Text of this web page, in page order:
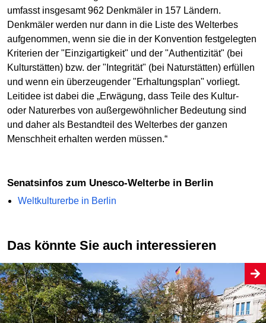
umfasst insgesamt 962 Denkmäler in 157 Ländern.
Denkmäler werden nur dann in die Liste des Welterbes
aufgenommen, wenn sie die in der Konvention festgelegten
Kriterien der "Einzigartigkeit" und der "Authentizität" (bei
Kulturstätten) bzw. der "Integrität" (bei Naturstätten) erfüllen
und wenn ein überzeugender "Erhaltungsplan" vorliegt.
Leitidee ist dabei die „Erwägung, dass Teile des Kultur-
oder Naturerbes von außergewöhnlicher Bedeutung sind
und daher als Bestandteil des Welterbes der ganzen
Menschheit erhalten werden müssen.“
Senatsinfos zum Unesco-Welterbe in Berlin
Weltkulturerbe in Berlin
Das könnte Sie auch interessieren